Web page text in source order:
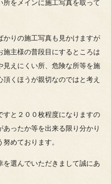
をメインに施工写真を取って
かりの施工写真も見かけますが
主様の普段目にするところは
見えにくい所、危険な所等を施
くほうが親切なのではと考え
すと２００枚程度になりますの
ったか等を出来る限り分かり
めております。
選んでいただきまして誠にあ